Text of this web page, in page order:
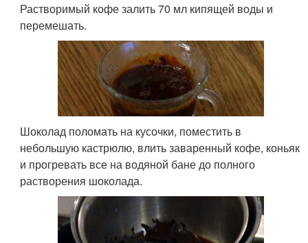
Растворимый кофе залить 70 мл кипящей воды и
перемешать.
Шоколад поломать на кусочки, поместить в
небольшую кастрюлю, влить заваренный кофе, коньяк
и прогревать все на водяной бане до полного
растворения шоколада.